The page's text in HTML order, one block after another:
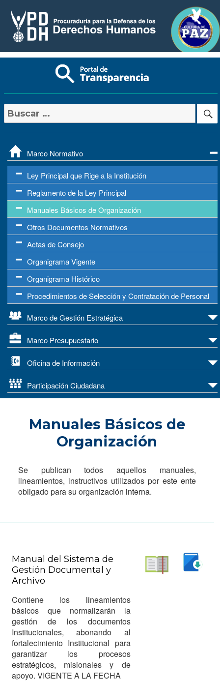
Buscar
por:
Marco Normativo
Ley Principal que Rige a la Institución
Reglamento de la Ley Principal
Manuales Básicos de Organización
Otros Documentos Normativos
Actas de Consejo
Organigrama Vigente
Organigrama Histórico
Procedimientos de Selección y Contratación de Personal
Marco de Gestión Estratégica
Marco Presupuestario
Oficina de Información
Participación Ciudadana
Manuales Básicos de
Organización
Se publican todos aquellos manuales,
lineamientos, instructivos utilizados por este ente
obligado para su organización interna.
Manual del Sistema de
Gestión Documental y
Archivo
Contiene los lineamientos
básicos que normalizarán la
gestión de los documentos
Institucionales, abonando al
fortalecimiento Institucional para
garantizar los procesos
estratégicos, misionales y de
apoyo. VIGENTE A LA FECHA